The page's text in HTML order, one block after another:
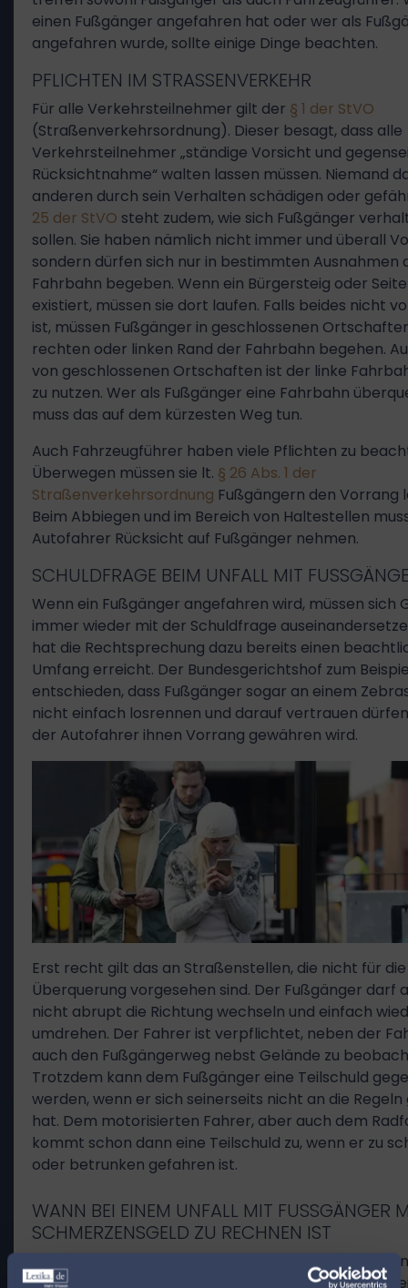
einen Fußgänger angefahren hat oder wer als
angefahren wurde, sollte einige Dinge beachten.
PFLICHTEN IM STRASSENVERKEHR
Für alle Verkehrsteilnehmer gilt der § 1 der StVO
(Straßenverkehrsordnung). Dieser besagt, dass alle
Verkehrsteilnehmer „ständige Vorsicht und
Rücksichtnahme“ walten lassen müssen. Niemand
anderen durch sein Verhalten schädigen oder
25 der StVO steht zudem, wie sich Fußgänger
sollen. Sie haben nämlich nicht immer und überall
sondern dürfen sich nur in bestimmten Ausnahmen
Fahrbahn begeben. Wenn ein Bürgersteig oder
existiert, müssen sie dort laufen. Falls beides nicht
ist, müssen Fußgänger in geschlossenen
rechten oder linken Rand der Fahrbahn begehen.
von geschlossenen Ortschaften ist der linke
zu nutzen. Wer als Fußgänger eine Fahrbahn
muss das auf dem kürzesten Weg tun.
Auch Fahrzeugführer haben viele Pflichten zu
Überwegen müssen sie lt. § 26 Abs. 1 der
Straßenverkehrsordnung Fußgängern den Vorrang
Beim Abbiegen und im Bereich von Haltestellen
Autofahrer Rücksicht auf Fußgänger nehmen.
SCHULDFRAGE BEIM UNFALL MIT
Wenn ein Fußgänger angefahren wird, müssen sich
immer wieder mit der Schuldfrage
hat die Rechtsprechung dazu bereits einen
Umfang erreicht. Der Bundesgerichtshof zum
entschieden, dass Fußgänger sogar an einem
nicht einfach losrennen und darauf vertrauen
der Autofahrer ihnen Vorrang gewähren wird.
Erst recht gilt das an Straßenstellen, die nicht für die
Überquerung vorgesehen sind. Der Fußgänger darf
nicht abrupt die Richtung wechseln und einfach
umdrehen. Der Fahrer ist verpflichtet, neben der
auch den Fußgängerweg nebst Gelände zu
Trotzdem kann dem Fußgänger eine Teilschuld
werden, wenn er sich seinerseits nicht an die
hat. Dem motorisierten Fahrer, aber auch dem
kommt schon dann eine Teilschuld zu, wenn er zu
oder betrunken gefahren ist.
WANN BEI EINEM UNFALL MIT FUSSGÄNGER
CHMERZENSGELD ZU RECHNEN IST
Ob ein Geschädigter Schmerzensgeld erhalten
vom konkreten Fall ab. Wenn der Fußgänger eine